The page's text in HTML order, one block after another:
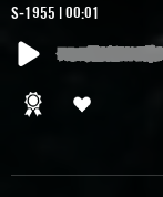
S-1955 | 00:01